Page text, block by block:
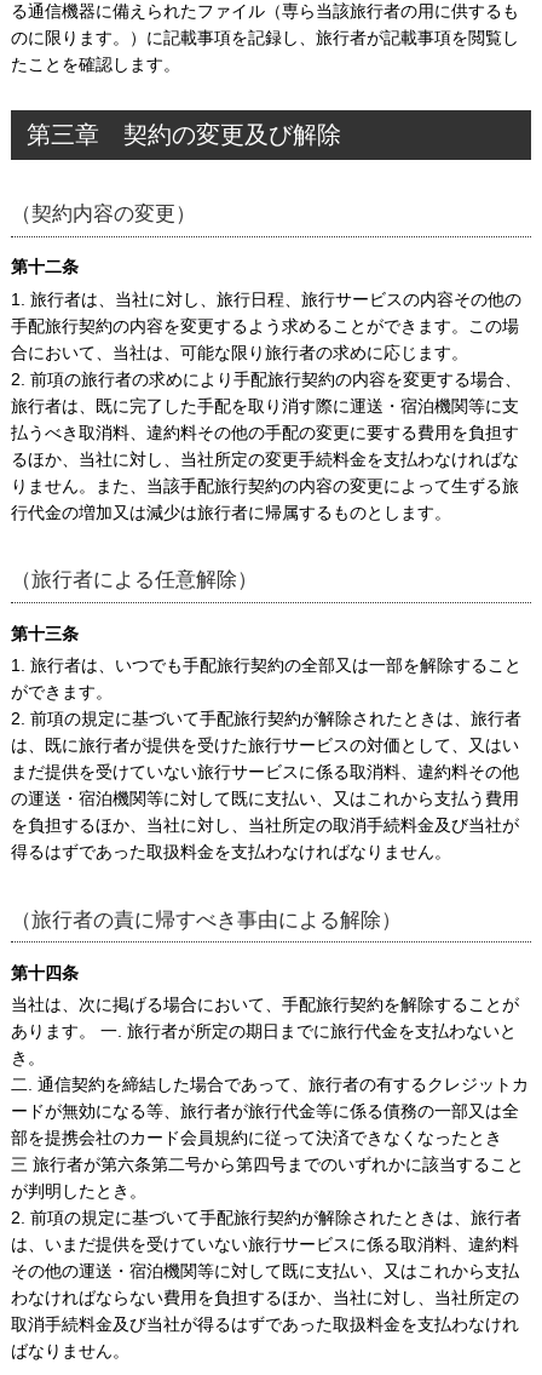
る通信機器に備えられたファイル（専ら当該旅行者の用に供するも
のに限ります。）に記載事項を記録し、旅行者が記載事項を閲覧し
たことを確認します。
第三章 契約の変更及び解除
（契約内容の変更）
第十二条
1. 旅行者は、当社に対し、旅行日程、旅行サービスの内容その他の
手配旅行契約の内容を変更するよう求めることができます。この場
合において、当社は、可能な限り旅行者の求めに応じます。
2. 前項の旅行者の求めにより手配旅行契約の内容を変更する場合、
旅行者は、既に完了した手配を取り消す際に運送・宿泊機関等に支
払うべき取消料、違約料その他の手配の変更に要する費用を負担す
るほか、当社に対し、当社所定の変更手続料金を支払わなければな
りません。また、当該手配旅行契約の内容の変更によって生ずる旅
行代金の増加又は減少は旅行者に帰属するものとします。
（旅行者による任意解除）
第十三条
1. 旅行者は、いつでも手配旅行契約の全部又は一部を解除すること
ができます。
2. 前項の規定に基づいて手配旅行契約が解除されたときは、旅行者
は、既に旅行者が提供を受けた旅行サービスの対価として、又はい
まだ提供を受けていない旅行サービスに係る取消料、違約料その他
の運送・宿泊機関等に対して既に支払い、又はこれから支払う費用
を負担するほか、当社に対し、当社所定の取消手続料金及び当社が
得るはずであった取扱料金を支払わなければなりません。
（旅行者の責に帰すべき事由による解除）
第十四条
当社は、次に掲げる場合において、手配旅行契約を解除することが
あります。 一. 旅行者が所定の期日までに旅行代金を支払わないと
き。
二. 通信契約を締結した場合であって、旅行者の有するクレジットカ
ードが無効になる等、旅行者が旅行代金等に係る債務の一部又は全
部を提携会社のカード会員規約に従って決済できなくなったとき
三 旅行者が第六条第二号から第四号までのいずれかに該当すること
が判明したとき。
2. 前項の規定に基づいて手配旅行契約が解除されたときは、旅行者
は、いまだ提供を受けていない旅行サービスに係る取消料、違約料
その他の運送・宿泊機関等に対して既に支払い、又はこれから支払
わなければならない費用を負担するほか、当社に対し、当社所定の
取消手続料金及び当社が得るはずであった取扱料金を支払わなけれ
ばなりません。